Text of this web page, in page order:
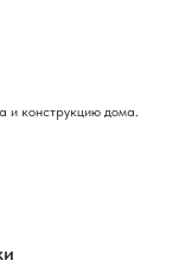
и конструкцию дома.